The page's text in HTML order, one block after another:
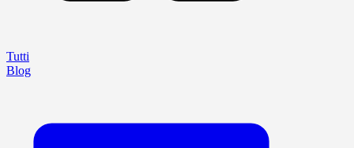
Tutti
Blog